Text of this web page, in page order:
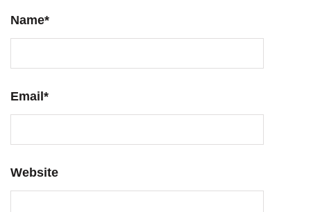
Name*
Email*
Website